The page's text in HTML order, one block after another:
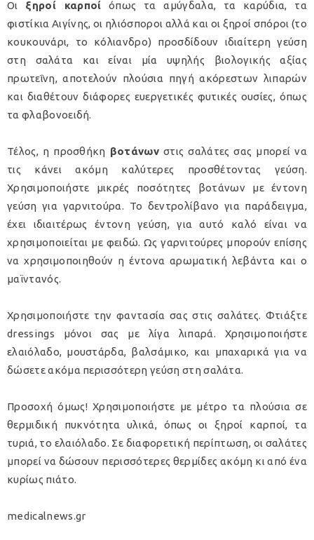
Οι ξηροί καρποί όπως τα αμύγδαλα, τα καρύδια, τα
φιστίκια Αιγίνης, οι ηλιόσποροι αλλά και οι ξηροί σπόροι (το
κουκουνάρι, το κόλιανδρο) προσδίδουν ιδιαίτερη γεύση
στη σαλάτα και είναι μία υψηλής βιολογικής αξίας
πρωτεΐνη, αποτελούν πλούσια πηγή ακόρεστων λιπαρών
και διαθέτουν διάφορες ευεργετικές φυτικές ουσίες, όπως
τα φλαβονοειδή.
Τέλος, η προσθήκη βοτάνων στις σαλάτες σας μπορεί να
τις κάνει ακόμη καλύτερες προσθέτοντας γεύση.
Χρησιμοποιήστε μικρές ποσότητες βοτάνων με έντονη
γεύση για γαρνιτούρα. Το δεντρολίβανο για παράδειγμα,
έχει ιδιαιτέρως έντονη γεύση, για αυτό καλό είναι να
χρησιμοποιείται με φειδώ. Ως γαρνιτούρες μπορούν επίσης
να χρησιμοποιηθούν η έντονα αρωματική λεβάντα και ο
μαϊντανός.
Χρησιμοποιήστε την φαντασία σας στις σαλάτες. Φτιάξτε
dressings μόνοι σας με λίγα λιπαρά. Χρησιμοποιήστε
ελαιόλαδο, μουστάρδα, βαλσάμικο, και μπαχαρικά για να
δώσετε ακόμα περισσότερη γεύση στη σαλάτα.
Προσοχή όμως! Χρησιμοποιήστε με μέτρο τα πλούσια σε
θερμιδική πυκνότητα υλικά, όπως οι ξηροί καρποί, τα
τυριά, το ελαιόλαδο. Σε διαφορετική περίπτωση, οι σαλάτες
μπορεί να δώσουν περισσότερες θερμίδες ακόμη κι από ένα
κυρίως πιάτο.
medicalnews.gr